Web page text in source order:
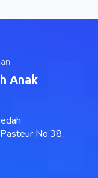
Anak
No.38,